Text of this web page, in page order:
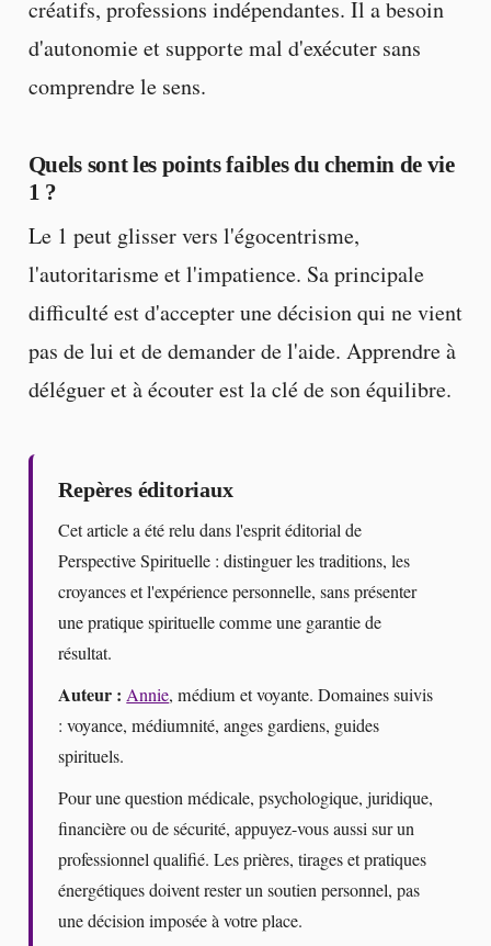
créatifs, professions indépendantes. Il a besoin
d'autonomie et supporte mal d'exécuter sans
comprendre le sens.
Quels sont les points faibles du chemin de vie
1 ?
Le 1 peut glisser vers l'égocentrisme,
l'autoritarisme et l'impatience. Sa principale
difficulté est d'accepter une décision qui ne vient
pas de lui et de demander de l'aide. Apprendre à
déléguer et à écouter est la clé de son équilibre.
Repères éditoriaux
Cet article a été relu dans l'esprit éditorial de
Perspective Spirituelle : distinguer les traditions, les
croyances et l'expérience personnelle, sans présenter
une pratique spirituelle comme une garantie de
résultat.
Auteur : Annie, médium et voyante. Domaines suivis
: voyance, médiumnité, anges gardiens, guides
spirituels.
Pour une question médicale, psychologique, juridique,
financière ou de sécurité, appuyez-vous aussi sur un
professionnel qualifié. Les prières, tirages et pratiques
énergétiques doivent rester un soutien personnel, pas
une décision imposée à votre place.